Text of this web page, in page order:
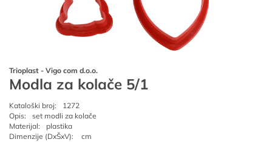
Trioplast - Vigo com d.o.o.
Modla za kolače 5/1
Kataloški broj:
1272
Opis:
set modli za kolače
Materijal:
plastika
Dimenzije (DxŠxV):
cm